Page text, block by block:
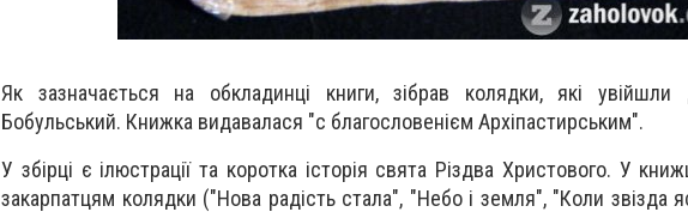
Як зазначається на обкладинцi книги, зiбрав колядки, якi
Бобульський. Книжка видавалася "с благословенiєм Архiпастирським".
У збiрцi є iлюстрацiї та коротка iсторiя свята Рiздва Христового. У
закарпатцям колядки ("Нова радiсть стала", "Небо i земля", "Коли звiзда